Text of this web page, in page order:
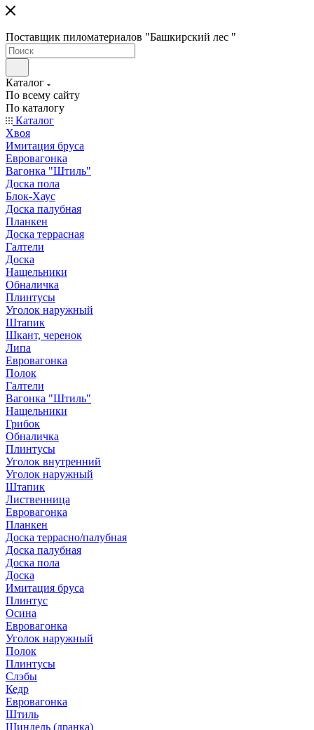
Поставщик пиломатериалов "Башкирский лес "
Каталог
По всему сайту
По каталогу
Каталог
Хвоя
Имитация бруса
Евровагонка
Вагонка "Штиль"
Доска пола
Блок-Хаус
Доска палубная
Планкен
Доска террасная
Галтели
Доска
Нащельники
Обналичка
Плинтусы
Уголок наружный
Штапик
Шкант, черенок
Липа
Евровагонка
Полок
Галтели
Вагонка "Штиль"
Нащельники
Грибок
Обналичка
Плинтусы
Уголок внутренний
Уголок наружный
Штапик
Лиственница
Евровагонка
Планкен
Доска террасно/палубная
Доска палубная
Доска пола
Доска
Имитация бруса
Плинтус
Осина
Евровагонка
Уголок наружный
Полок
Плинтусы
Слэбы
Кедр
Евровагонка
Штиль
Шиндель (дранка)